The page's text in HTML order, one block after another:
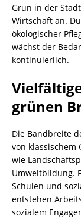
Grün in der
Wirtschaft an.
ökologischer
wächst der
kontinuierlich.
grünen
Die Bandbreite
von klassischem
wie
Umweltbildung.
Schulen und
entstehen
sozialem